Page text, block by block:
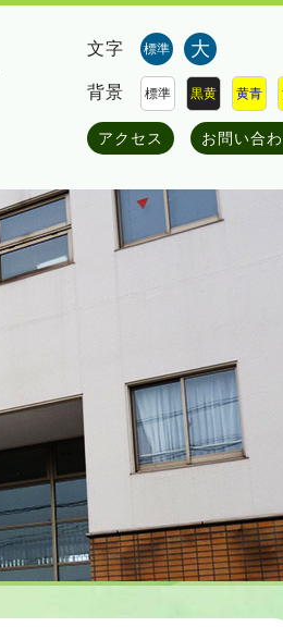
文字 標準 大
背景 標準 黒黄 黄青
アクセス お問い合